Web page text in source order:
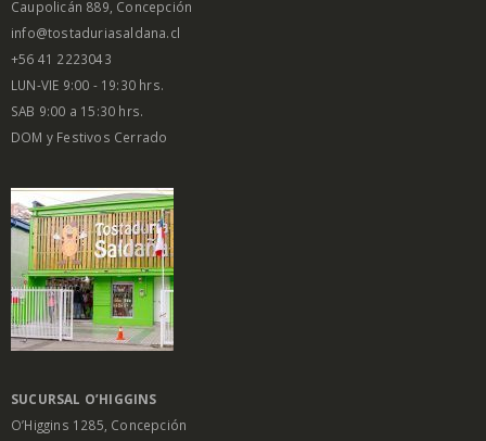
Caupolicán 889, Concepción
info@tostaduriasaldana.cl
+56 41 2223043
LUN-VIE 9:00 - 19:30 hrs.
SAB 9:00 a 15:30 hrs.
DOM y Festivos Cerrado
SUCURSAL O’HIGGINS
O’Higgins 1285, Concepción